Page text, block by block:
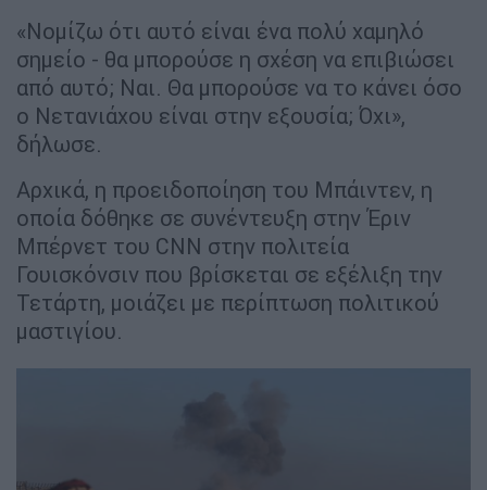
«Νομίζω ότι αυτό είναι ένα πολύ χαμηλό
σημείο - θα μπορούσε η σχέση να επιβιώσει
από αυτό; Ναι. Θα μπορούσε να το κάνει όσο
ο Νετανιάχου είναι στην εξουσία; Όχι»,
δήλωσε.
Αρχικά, η προειδοποίηση του Μπάιντεν, η
οποία δόθηκε σε συνέντευξη στην Έριν
Μπέρνετ του CNN στην πολιτεία
Γουισκόνσιν που βρίσκεται σε εξέλιξη την
Τετάρτη, μοιάζει με περίπτωση πολιτικού
μαστιγίου.